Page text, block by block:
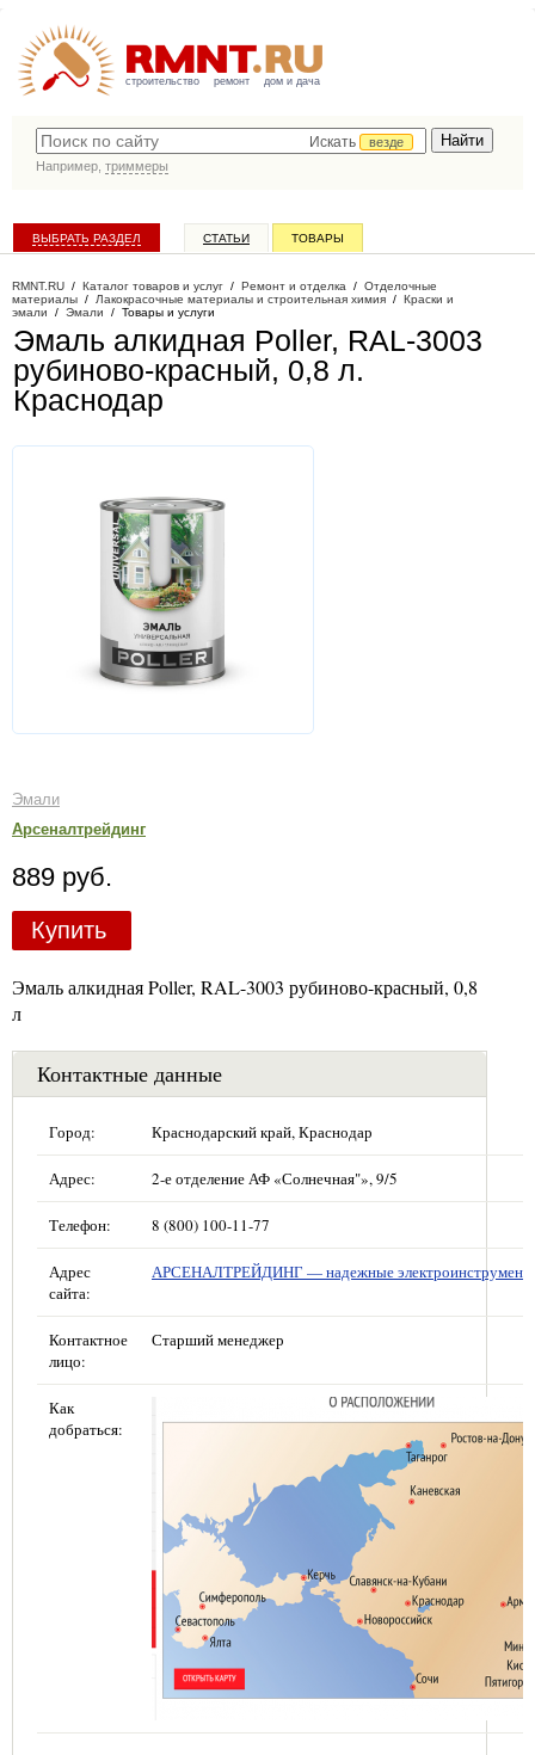
строительство ремонт дом и дача
Искать
везде
Например, триммеры
ВЫБРАТЬ РАЗДЕЛ СТАТЬИ ТОВАРЫ
RMNT.RU / Каталог товаров и услуг / Ремонт и отделка / Отделочные
материалы / Лакокрасочные материалы и строительная химия / Краски и
эмали / Эмали / Товары и услуги
Эмаль алкидная Poller, RAL-3003
рубиново-красный, 0,8 л.
Краснодар
Эмали
Арсеналтрейдинг
889 руб.
Купить
Эмаль алкидная Poller, RAL-3003 рубиново-красный, 0,8
л
Контактные данные
Город: Краснодарский край, Краснодар
Адрес: 2-е отделение АФ «Солнечная"», 9/5
Телефон: 8 (800) 100-11-77
Адрес
сайта:
АРСЕНАЛТРЕЙДИНГ — надежные
Контактное
лицо:
Старший менеджер
Как
добраться: